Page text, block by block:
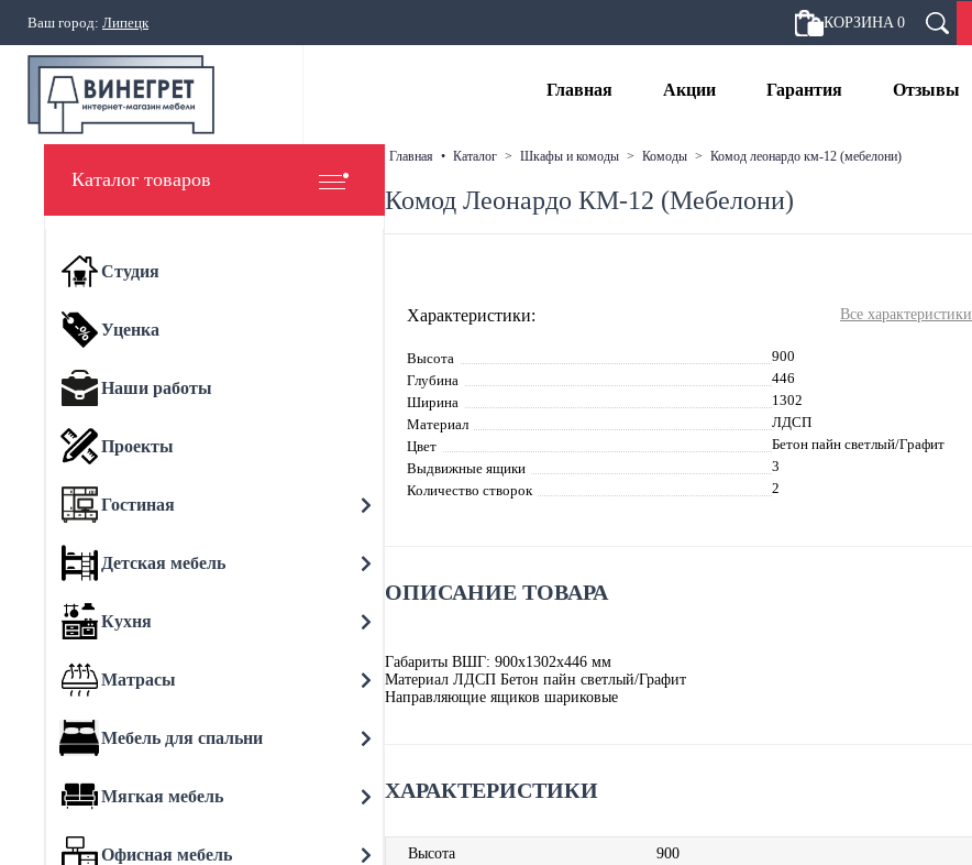
Ваш город: Липецк КОРЗИНА 0
Главная Акции Гарантия Отзывы
Каталог товаров
Студия
Уценка
Наши работы
Проекты
Гостиная
Детская мебель
Кухня
Матрасы
Мебель для спальни
Мягкая мебель
Офисная мебель
главная • каталог > шкафы и комоды > комоды > комод леонардо км-12 (мебелони)
Комод Леонардо КМ-12 (Мебелони)
Характеристики: Все характеристики
Высота
900
Глубина
446
Ширина
1302
Материал
ЛДСП
Цвет
Бетон пайн светлый/Графит
Выдвижные ящики
3
Количество створок
2
ОПИСАНИЕ ТОВАРА
Габариты ВШГ: 900х1302х446 мм
Материал ЛДСП Бетон пайн светлый/Графит
Направляющие ящиков шариковые
ХАРАКТЕРИСТИКИ
Высота 900